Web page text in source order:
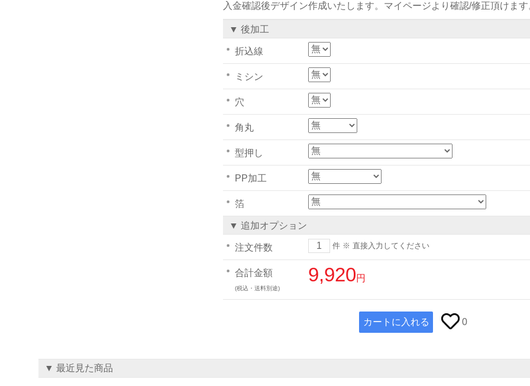
入金確認後デザイン作成いたします。マイページより確認/修正頂けます
▼ 後加工
折込線
ミシン
穴
角丸
型押し
PP加工
箔
▼ 追加オプション
注文件数 件 ※ 直接入力してください
合計金額
(税込・送料別途)
9,920円
カートに入れる 0
▼ 最近見た商品